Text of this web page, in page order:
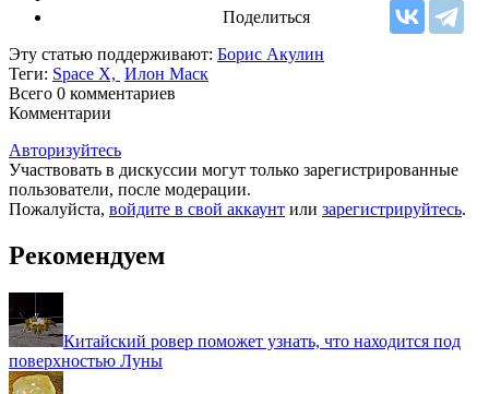
Поделиться
Эту статью поддерживают: Борис Акулин
Теги: Space X, Илон Маск
Всего 0 комментариев
Комментарии
Авторизуйтесь
Участвовать в дискуссии могут только зарегистрированные
пользователи, после модерации.
Пожалуйста, войдите в свой аккаунт или зарегистрируйтесь.
Рекомендуем
Китайский ровер поможет узнать, что находится под
поверхностью Луны